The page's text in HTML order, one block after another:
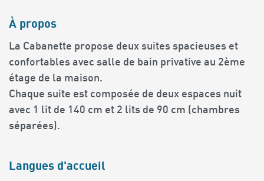
À propos
La Cabanette propose deux suites spacieuses et
confortables avec salle de bain privative au 2ème
étage de la maison.
Chaque suite est composée de deux espaces nuit
avec 1 lit de 140 cm et 2 lits de 90 cm (chambres
séparées).
Langues d'accueil